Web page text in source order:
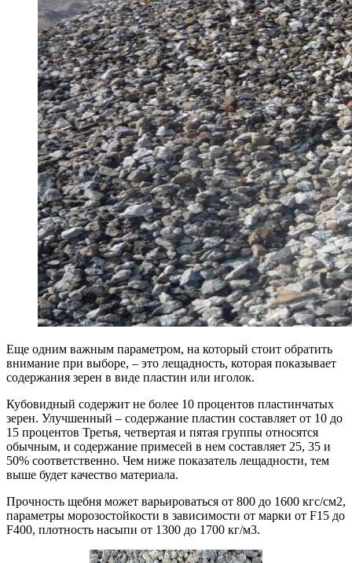
Еще одним важным параметром, на который стоит обратить
внимание при выборе, – это лещадность, которая показывает
содержания зерен в виде пластин или иголок.
Кубовидный содержит не более 10 процентов пластинчатых
зерен. Улучшенный – содержание пластин составляет от 10 до
15 процентов Третья, четвертая и пятая группы относятся
обычным, и содержание примесей в нем составляет 25, 35 и
50% соответственно. Чем ниже показатель лещадности, тем
выше будет качество материала.
Прочность щебня может варьироваться от 800 до 1600 кгс/см2,
параметры морозостойкости в зависимости от марки от F15 до
F400, плотность насыпи от 1300 до 1700 кг/м3.